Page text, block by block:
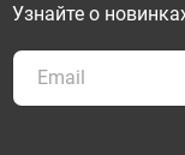
Узнайте о